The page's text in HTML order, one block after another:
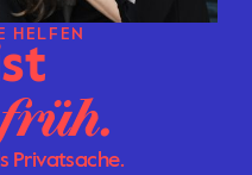
HELFEN
Privatsache.